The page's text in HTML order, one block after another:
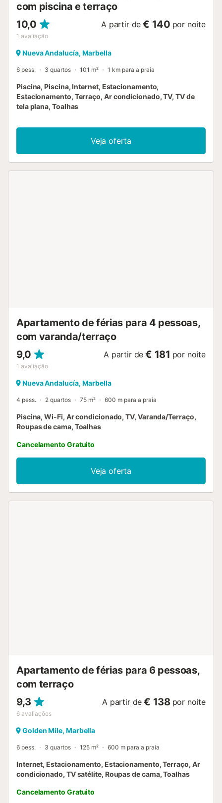
com piscina e terraço
10,0
1 avaliação
A partir de € 140 por noite
Nueva Andalucía, Marbella
6 pess. 3 quartos 101 m² 1 km para a praia
Piscina, Piscina, Internet, Estacionamento,
Estacionamento, Terraço, Ar condicionado, TV, TV de
tela plana, Toalhas
Veja oferta
Apartamento de férias para 4 pessoas,
com varanda/terraço
9,0
1 avaliação
A partir de € 181 por noite
Nueva Andalucía, Marbella
4 pess. 2 quartos 75 m² 600 m para a praia
Piscina, Wi-Fi, Ar condicionado, TV, Varanda/Terraço,
Roupas de cama, Toalhas
Cancelamento Gratuito
Veja oferta
Apartamento de férias para 6 pessoas,
com terraço
9,3
6 avaliações
A partir de € 138 por noite
Golden Mile, Marbella
6 pess. 3 quartos 125 m² 600 m para a praia
Internet, Estacionamento, Estacionamento, Terraço, Ar
condicionado, TV satélite, Roupas de cama, Toalhas
Cancelamento Gratuito